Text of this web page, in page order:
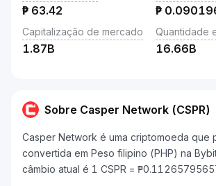
₱ 63.42 ₱
Capitalização de mercado
1.87B
Quantidade
16.66B
Sobre Casper Network (CSPR)
Casper Network é uma criptomoeda que
convertida em Peso filipino (PHP) na
câmbio atual é 1 CSPR =